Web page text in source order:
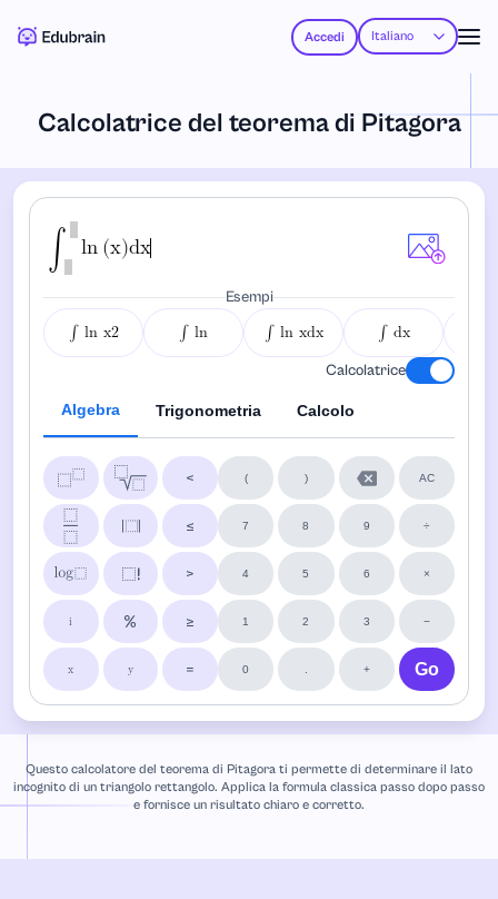
Accedi Italiano
Calcolatrice del teorema di Pitagora
∫ ln (x)dx
Esempi
∫ ln x2 ∫ ln ∫ ln xdx ∫ dx
Calcolatrice
Algebra Trigonometria Calcolo
i
x y
( ) AC
7 8 9 ÷
4 5 6 ×
1 2 3 −
0 +
Questo calcolatore del teorema di Pitagora ti permette di determinare il lato
incognito di un triangolo rettangolo. Applica la formula classica passo dopo passo
e fornisce un risultato chiaro e corretto.